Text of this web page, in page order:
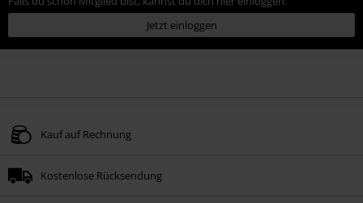
Jetzt einloggen
Kauf auf Rechnung
Kostenlose Rücksendung